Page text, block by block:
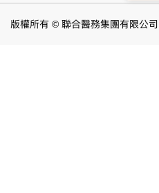
版權所有 © 聯合醫務集團有限公